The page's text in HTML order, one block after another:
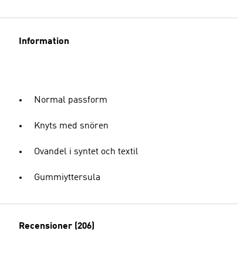
Information
Normal passform
Knyts med snören
Ovandel i syntet och textil
Gummiyttersula
Recensioner (206)